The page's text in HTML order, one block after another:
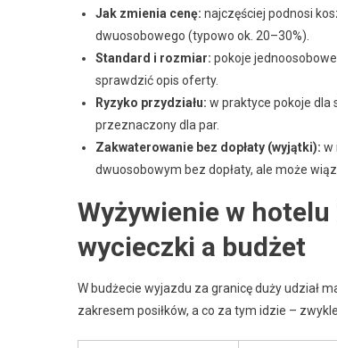
Jak zmienia cenę: najczęściej podnosi
dwuosobowego (typowo ok. 20–30%).
Standard i rozmiar: pokoje
sprawdzić opis oferty.
Ryzyko przydziału: w praktyce pokoje dla
przeznaczony dla par.
Zakwaterowanie bez dopłaty (wyjątki): w
dwuosobowym bez dopłaty, ale może
Wyżywienie w
wycieczki a budżet
W budżecie wyjazdu za granicę duży udział
zakresem posiłków, a co za tym idzie –